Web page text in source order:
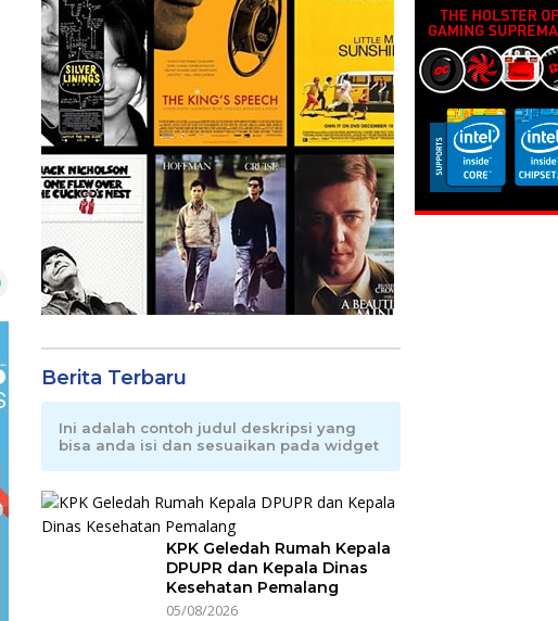
Berita Terbaru
Ini adalah contoh judul deskripsi yang
bisa anda isi dan sesuaikan pada widget
KPK Geledah Rumah Kepala
DPUPR dan Kepala Dinas
Kesehatan Pemalang
05/08/2026